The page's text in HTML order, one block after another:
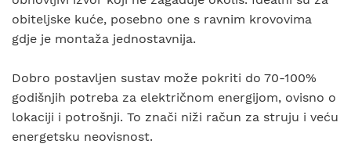
obiteljske kuće, posebno one s ravnim krovovima
gdje je montaža jednostavnija.
Dobro postavljen sustav može pokriti do 70-100%
godišnjih potreba za električnom energijom, ovisno o
lokaciji i potrošnji. To znači niži račun za struju i veću
energetsku neovisnost.